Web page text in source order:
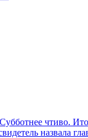
Субботнее чтиво.
назвала